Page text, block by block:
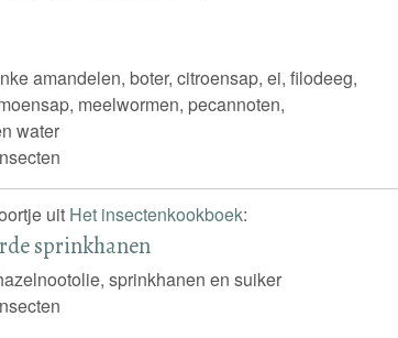
amandelen, boter, citroensap, ei, filodeeg,
meelwormen, pecannoten,
water
uit Het insectenkookboek:
sprinkhanen
sprinkhanen en suiker